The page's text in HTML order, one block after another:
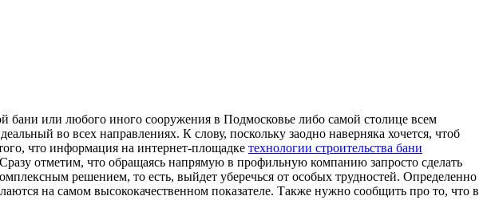
бани или любого иного сооружения в Подмосковье либо самой столице всем
во всех направлениях. К слову, поскольку заодно наверняка хочется, чтоб
что информация на интернет-площадке технологии строительства бани
отметим, что обращаясь напрямую в профильную компанию запросто сделать
решением, то есть, выйдет уберечься от особых трудностей. Определенно
на самом высококачественном показателе. Также нужно сообщить про то, что в